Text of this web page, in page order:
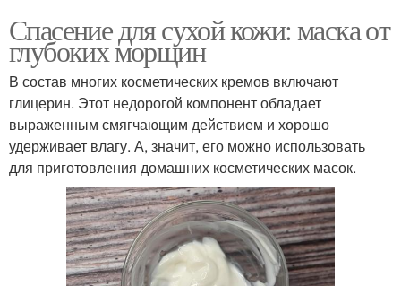
Спасение для сухой кожи: маска от
глубоких морщин
В состав многих косметических кремов включают
глицерин. Этот недорогой компонент обладает
выраженным смягчающим действием и хорошо
удерживает влагу. А, значит, его можно использовать
для приготовления домашних косметических масок.